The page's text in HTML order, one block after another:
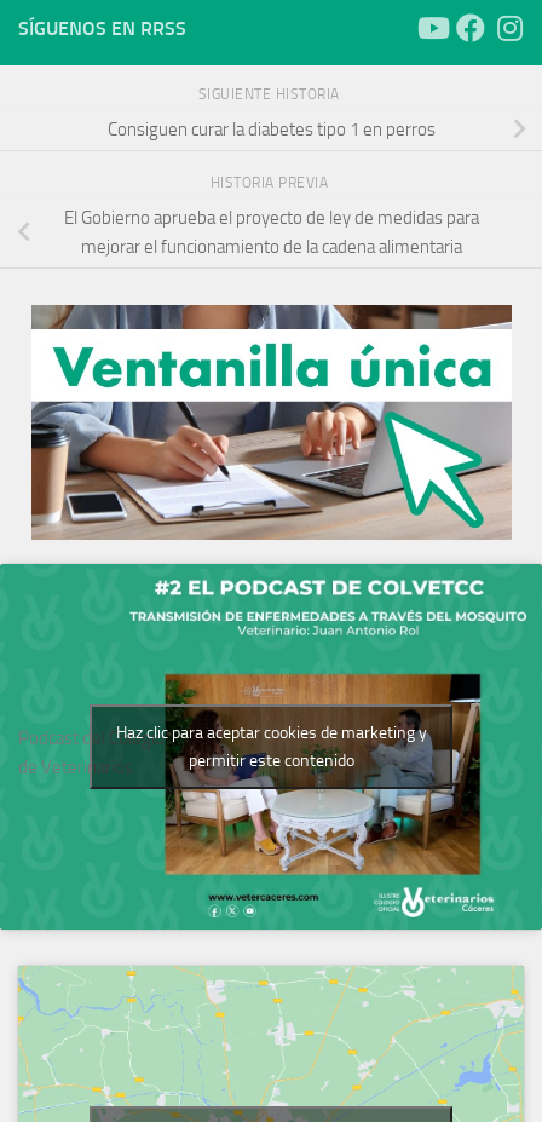
SÍGUENOS EN RRSS
SIGUIENTE HISTORIA
Consiguen curar la diabetes tipo 1 en perros
HISTORIA PREVIA
El Gobierno aprueba el proyecto de ley de medidas para
mejorar el funcionamiento de la cadena alimentaria
Podcast del Colegio
de Veterinarios
Haz clic para aceptar cookies de marketing y
permitir este contenido